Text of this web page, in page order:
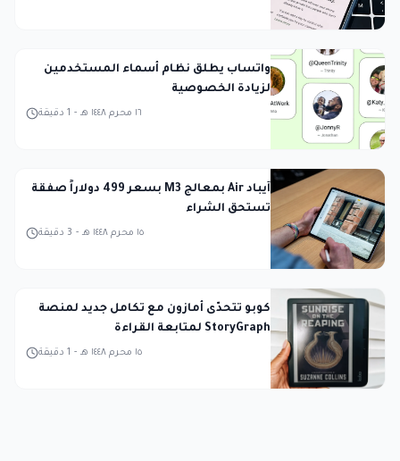
واتساب يطلق نظام أسماء المستخدمين
لزيادة الخصوصية
1 دقيقة - ١٦ محرم ١٤٤٨ هـ
آيباد Air بمعالج M3 بسعر 499 دولاراً صفقة
تستحق الشراء
3 دقيقة - ١٥ محرم ١٤٤٨ هـ
كوبو تتحدّى أمازون مع تكامل جديد لمنصة
StoryGraph لمتابعة القراءة
1 دقيقة - ١٥ محرم ١٤٤٨ هـ